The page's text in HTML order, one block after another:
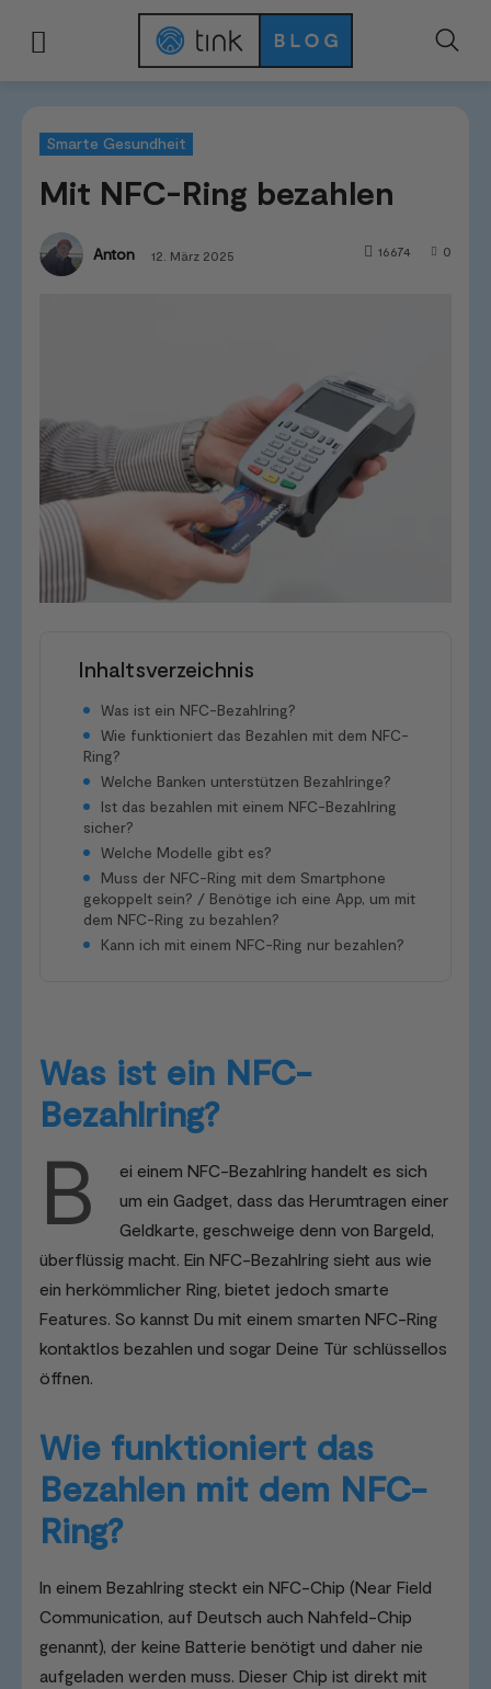
Smarte Gesundheit
Mit NFC-Ring bezahlen
Anton 12. März 2025 0
16674
Inhaltsverzeichnis
Was ist ein NFC-Bezahlring?
Wie funktioniert das Bezahlen mit dem NFC-
Ring?
Welche Banken unterstützen Bezahlringe?
Ist das bezahlen mit einem NFC-Bezahlring
sicher?
Welche Modelle gibt es?
Muss der NFC-Ring mit dem Smartphone
gekoppelt sein? / Benötige ich eine App, um mit
dem NFC-Ring zu bezahlen?
Kann ich mit einem NFC-Ring nur bezahlen?
Was ist ein NFC-
Bezahlring?
B
ei einem NFC-Bezahlring handelt es sich
um ein Gadget, dass das Herumtragen einer
Geldkarte, geschweige denn von Bargeld,
überflüssig macht. Ein NFC-Bezahlring sieht aus wie
ein herkömmlicher Ring, bietet jedoch smarte
Features. So kannst Du mit einem smarten NFC-Ring
kontaktlos bezahlen und sogar Deine Tür schlüssellos
öffnen.
Wie funktioniert das
Bezahlen mit dem NFC-
Ring?
In einem Bezahlring steckt ein NFC-Chip (Near Field
Communication, auf Deutsch auch Nahfeld-Chip
genannt), der keine Batterie benötigt und daher nie
aufgeladen werden muss. Dieser Chip ist direkt mit